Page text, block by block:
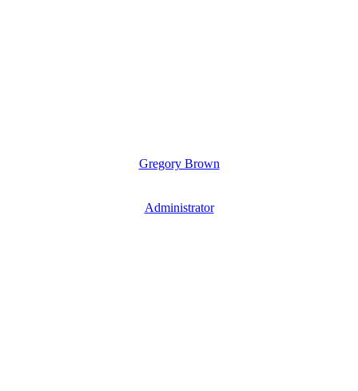
Gregory Brown
Administrator